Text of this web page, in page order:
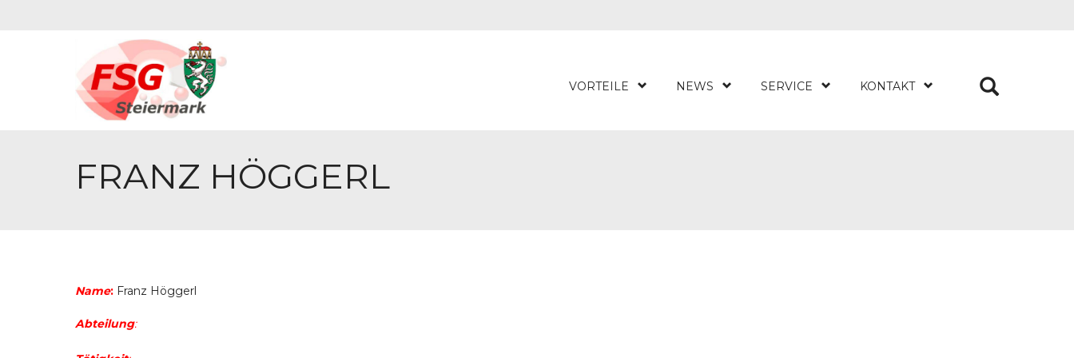
VORTEILE NEWS SERVICE KONTAKT
FRANZ HÖGGERL
Name: Franz Höggerl
Abteilung: